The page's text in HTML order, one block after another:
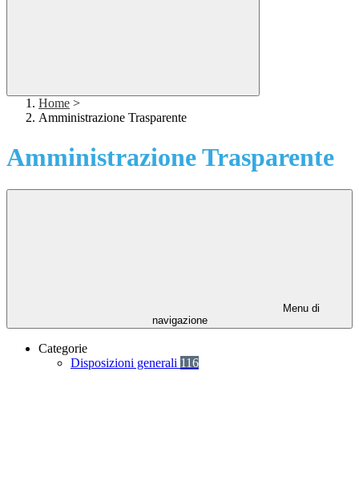
Home >
Amministrazione Trasparente
Amministrazione Trasparente
Menu di
navigazione
Categorie
Disposizioni generali 116